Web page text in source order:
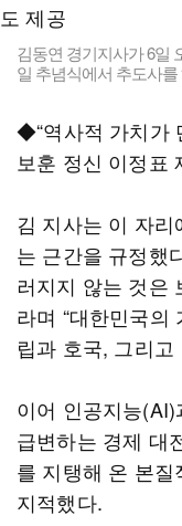
김동연 경기지사가 6일
일 추념식에서 추도사
◆“역사적 가치가
보훈 정신 이정표
김 지사는 이 자
는 근간을 규정했
러지지 않는 것은
라며 “대한민국의
립과 호국, 그리
이어 인공지능
급변하는 경제 대
를 지탱해 온 본
지적했다.